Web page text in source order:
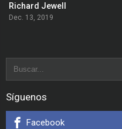
Richard Jewell
Dec. 13, 2019
Síguenos
Facebook